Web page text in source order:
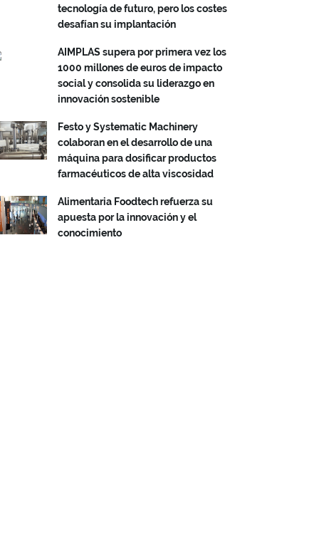
tecnología de futuro, pero los costes
desafían su implantación
AIMPLAS supera por primera vez los
1000 millones de euros de impacto
social y consolida su liderazgo en
innovación sostenible
Festo y Systematic Machinery
colaboran en el desarrollo de una
máquina para dosificar productos
farmacéuticos de alta viscosidad
Alimentaria Foodtech refuerza su
apuesta por la innovación y el
conocimiento